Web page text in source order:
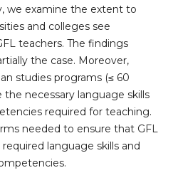
we examine the extent to
and colleges see
teachers. The findings
the case. Moreover,
studies programs (≤ 60
the necessary language skills
required for teaching.
needed to ensure that GFL
language skills and